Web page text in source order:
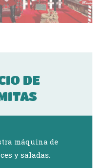
DE
máquina de
y saladas.